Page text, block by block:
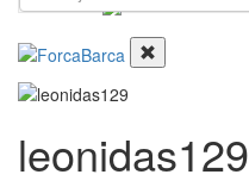
leonidas129